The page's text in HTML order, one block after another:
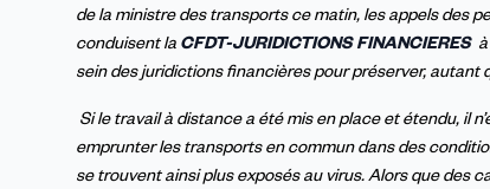
de la ministre des transports ce matin, les appels des
conduisent la CFDT-JURIDICTIONS FINANCIERES
sein des juridictions financières pour préserver, autant
Si le travail à distance a été mis en place et étendu, il
emprunter les transports en commun dans des
se trouvent ainsi plus exposés au virus. Alors que des